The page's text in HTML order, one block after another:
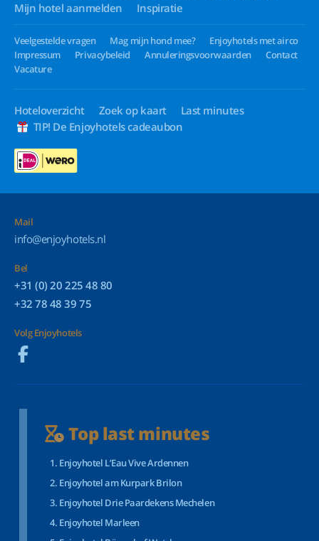
Mijn hotel aanmelden
Inspiratie
Veelgestelde vragen Mag mijn hond mee?
Enjoyhotels met airco
Impressum
Privacybeleid Annuleringsvoorwaarden
Contact
Vacature
Hoteloverzicht Zoek op kaart
Last minutes
TIP! De Enjoyhotels cadeaubon
Mail
info@enjoyhotels.nl
Bel
+31 (0) 20 225 48 80
+32 78 48 39 75
Volg Enjoyhotels
Top last minutes
Enjoyhotel L’Eau Vive Ardennen
Enjoyhotel am Kurpark Brilon
Enjoyhotel Drie Paardekens Mechelen
Enjoyhotel Marleen